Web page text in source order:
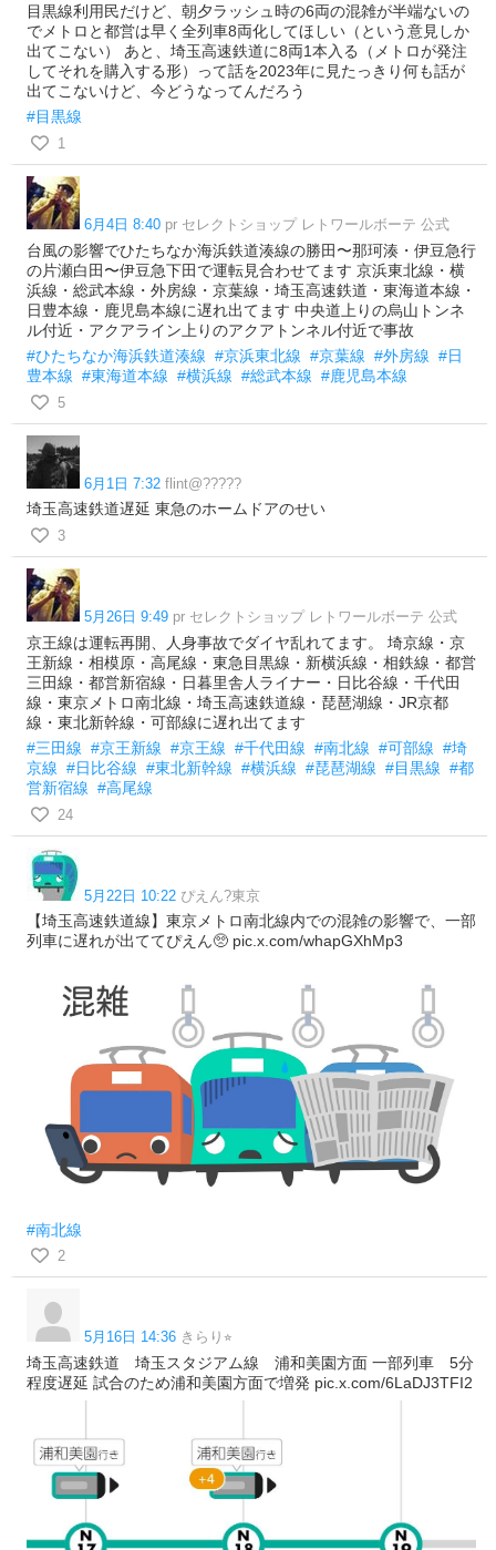
目黒線利用民だけど、朝夕ラッシュ時の6両の混雑が半端ないの
でメトロと都営は早く全列車8両化してほしい（という意見しか
出てこない） あと、埼玉高速鉄道に8両1本入る（メトロが発注
してそれを購入する形）って話を2023年に見たっきり何も話が
出てこないけど、今どうなってんだろう
#目黒線
1
6月4日 8:40 pr セレクトショップ レトワールボーテ 公式
台風の影響でひたちなか海浜鉄道湊線の勝田〜那珂湊・伊豆急行
の片瀬白田〜伊豆急下田で運転見合わせてます 京浜東北線・横
浜線・総武本線・外房線・京葉線・埼玉高速鉄道・東海道本線・
日豊本線・鹿児島本線に遅れ出てます 中央道上りの烏山トンネ
ル付近・アクアライン上りのアクアトンネル付近で事故
#ひたちなか海浜鉄道湊線 #京浜東北線 #京葉線 #外房線 #日
豊本線 #東海道本線 #横浜線 #総武本線 #鹿児島本線
5
6月1日 7:32 flint@?????
埼玉高速鉄道遅延 東急のホームドアのせい
3
5月26日 9:49 pr セレクトショップ レトワールボーテ 公式
京王線は運転再開、人身事故でダイヤ乱れてます。 埼京線・京
王新線・相模原・高尾線・東急目黒線・新横浜線・相鉄線・都営
三田線・都営新宿線・日暮里舎人ライナー・日比谷線・千代田
線・東京メトロ南北線・埼玉高速鉄道線・琵琶湖線・JR京都
線・東北新幹線・可部線に遅れ出てます
#三田線 #京王新線 #京王線 #千代田線 #南北線 #可部線 #埼
京線 #日比谷線 #東北新幹線 #横浜線 #琵琶湖線 #目黒線 #都
営新宿線 #高尾線
24
5月22日 10:22 ぴえん?東京
【埼玉高速鉄道線】東京メトロ南北線内での混雑の影響で、一部
列車に遅れが出ててぴえん🥺 pic.x.com/whapGXhMp3
#南北線
2
5月16日 14:36 きらり⭐︎
埼玉高速鉄道 埼玉スタジアム線 浦和美園方面 一部列車 5分
程度遅延 試合のため浦和美園方面で増発 pic.x.com/6LaDJ3TFI2